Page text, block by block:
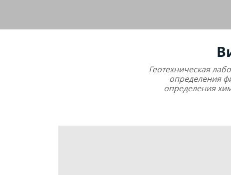
Геотехническая
определения
определения